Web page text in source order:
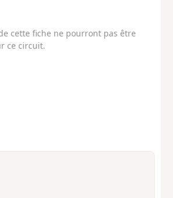
cette fiche ne pourront pas être
ce circuit.